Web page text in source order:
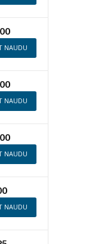
NAUDU
NAUDU
NAUDU
NAUDU